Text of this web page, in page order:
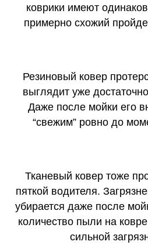
коврики имеют
примерно схожий
Резиновый ковер
выглядит уже
Даже после мойки его
“свежим” ровно до
Тканевый ковер тоже
пяткой водителя.
убирается даже после
количество пыли на
сильной